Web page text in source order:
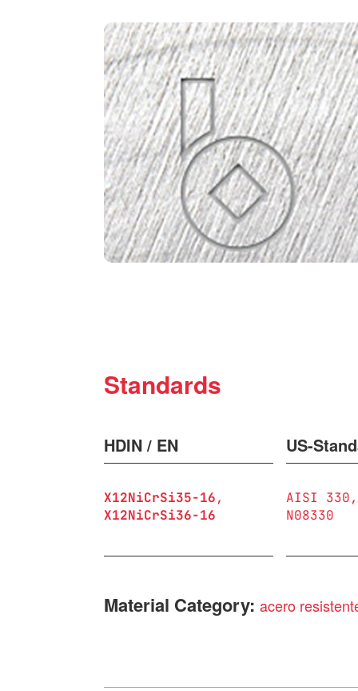
Standards
HDIN / EN US-
X12NiCrSi35-16
X12NiCrSi36-16
AISI 330
N08330
Material Category: acero